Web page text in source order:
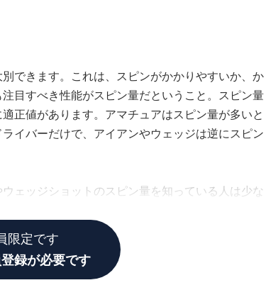
できます。これは、スピンがかかりやすいか、か
目すべき性能がスピン量だということ。スピン量
正値があります。アマチュアはスピン量が多いと
イバーだけで、アイアンやウェッジは逆にスピン
ェッジショットのスピン量を知っている人は少な
限定です
録が必要です